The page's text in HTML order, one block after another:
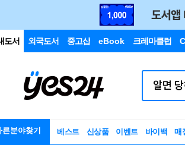
도서 외국도서 중고샵 eBook 크레마클럽
른분야찾기 베스트 신상품 이벤트 바이백 매